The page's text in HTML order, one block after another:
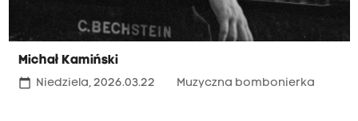
Michał Kamiński
calendar_today Niedziela, 2026.03.22 Muzyczna bombonierka